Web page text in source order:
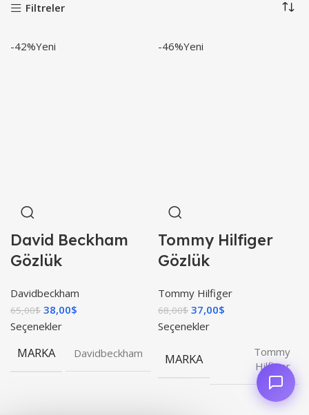
Filtreler
-42%Yeni
David Beckham
Gözlük
Davidbeckham
65,00$ 38,00$
Seçenekler
MARKA Davidbeckham
-46%Yeni
Tommy Hilfiger
Gözlük
Tommy Hilfiger
68,00$ 37,00$
Seçenekler
MARKA
Tommy
Hilfiger